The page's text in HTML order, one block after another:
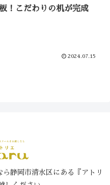
！こだわりの机が完成
2024.07.15
静岡市清水区にある『アトリ